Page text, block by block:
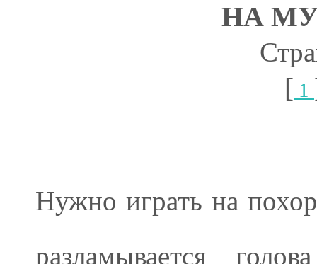
НА
[ 1
Нужно играть на
разламывается